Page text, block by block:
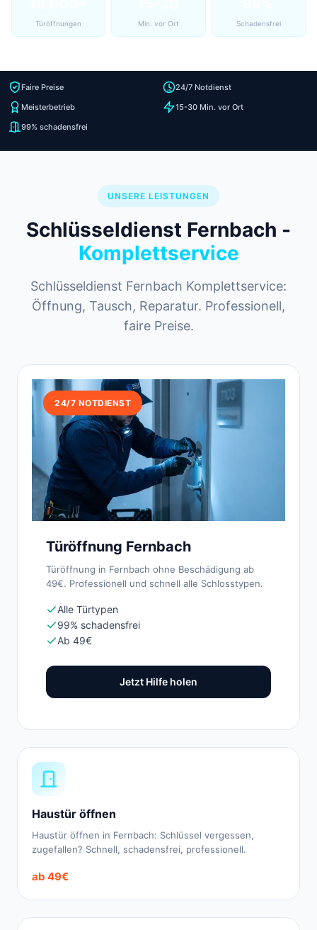
Türöffnungen Min. vor Ort Schadensfrei
Faire Preise
24/7 Notdienst
Meisterbetrieb
15-30 Min. vor Ort
99% schadensfrei
UNSERE LEISTUNGEN
Schlüsseldienst Fernbach -
Komplettservice
Schlüsseldienst Fernbach Komplettservice:
Öffnung, Tausch, Reparatur. Professionell,
faire Preise.
24/7 NOTDIENST
Türöffnung Fernbach
Türöffnung in Fernbach ohne Beschädigung ab
49€. Professionell und schnell alle Schlosstypen.
Alle Türtypen
99% schadensfrei
Ab 49€
Jetzt Hilfe holen
Haustür öffnen
Haustür öffnen in Fernbach: Schlüssel vergessen,
zugefallen? Schnell, schadensfrei, professionell.
ab 49€